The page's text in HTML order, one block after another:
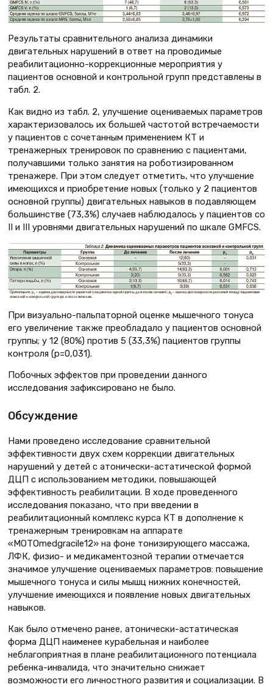
Результаты сравнительного анализа динамики
двигательных нарушений в ответ на проводимые
реабилитационно-коррекционные мероприятия у
пациентов основной и контрольной групп представлены в
табл. 2.
Как видно из табл. 2, улучшение оцениваемых параметров
характеризовалось их большей частотой встречаемости
у пациентов с сочетанным применением КТ и
тренажерных тренировок по сравнению с пациентами,
получавшими только занятия на роботизированном
тренажере. При этом следует отметить, что улучшение
имеющихся и приобретение новых (только у 2 пациентов
основной группы) двигательных навыков в подавляющем
большинстве (73,3%) случаев наблюдалось у пациентов со
II и III уровнями двигательных нарушений по шкале GMFCS.
При визуально-пальпаторной оценке мышечного тонуса
его увеличение также преобладало у пациентов основной
группы; у 12 (80%) против 5 (33,3%) пациентов группы
контроля (р=0,031).
Побочных эффектов при проведении данного
исследования зафиксировано не было.
Обсуждение
Нами проведено исследование сравнительной
эффективности двух схем коррекции двигательных
нарушений у детей с атонически-астатической формой
ДЦП с использованием методики, повышающей
эффективность реабилитации. В ходе проведенного
исследования показано, что при введении в
реабилитационный комплекс курса КТ в дополнение к
тренажерным тренировкам на аппарате
«MOTOmedgracile12» на фоне тонизирующего массажа,
ЛФК, физио- и медикаментозной терапии отмечается
значимое улучшение оцениваемых параметров: повышение
мышечного тонуса и силы мышц нижних конечностей,
улучшение имеющихся и появление новых двигательных
навыков.
Как было отмечено ранее, атонически-астатическая
форма ДЦП наименее курабельная и наиболее
неблагоприятная в плане реабилитационного потенциала
ребенка-инвалида, что значительно снижает
возможности его личностного развития и социализации. В